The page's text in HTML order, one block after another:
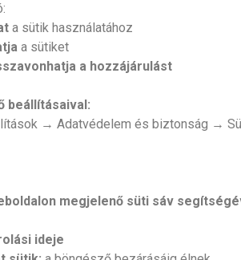
a sütik használatához
a sütiket
a hozzájárulást
beállításaival:
→ Adatvédelem és biztonság →
megjelenő süti sáv
ideje